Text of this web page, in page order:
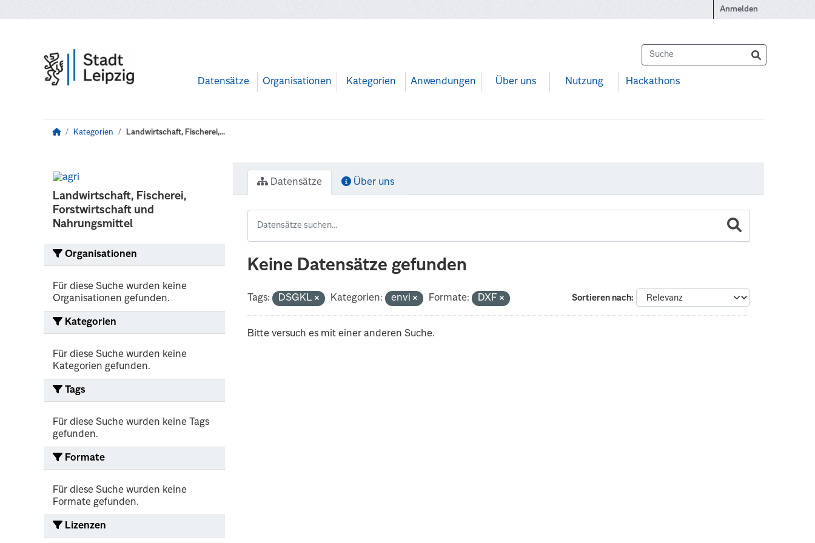
Anmelden
Datensätze Organisationen Kategorien Anwendungen Über uns Nutzung Hackathons
Kategorien Landwirtschaft, Fischerei,...
Landwirtschaft, Fischerei,
Forstwirtschaft und
Nahrungsmittel
Organisationen
Für diese Suche wurden keine
Organisationen gefunden.
Kategorien
Für diese Suche wurden keine
Kategorien gefunden.
Tags
Für diese Suche wurden keine Tags
gefunden.
Formate
Für diese Suche wurden keine
Formate gefunden.
Lizenzen
Datensätze Über uns
Keine Datensätze gefunden
Sortieren nach
Tags: DSGKL Kategorien: envi Formate: DXF
Bitte versuch es mit einer anderen Suche.